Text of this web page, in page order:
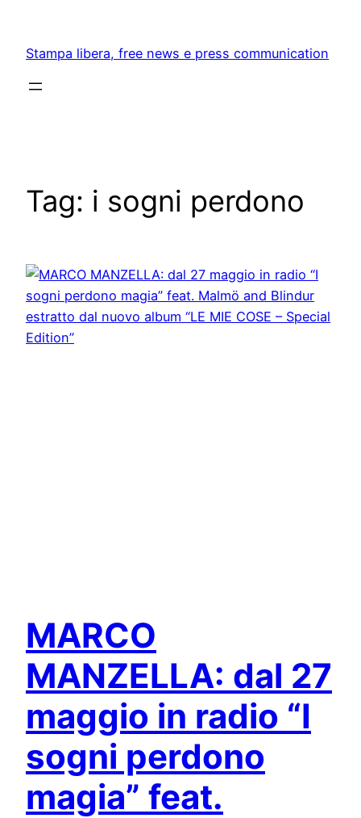
content
Stampa libera, free news e press communication
Tag: i sogni perdono
MARCO
MANZELLA: dal 27
maggio in radio “I
sogni perdono
magia” feat.